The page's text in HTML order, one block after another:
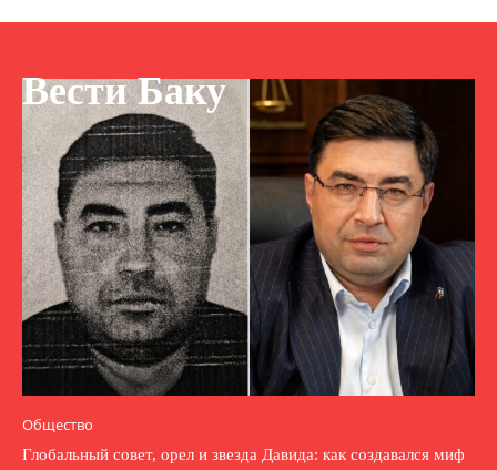
Вести Баку
Общество
Глобальный совет, орел и звезда Давида: как создавался миф